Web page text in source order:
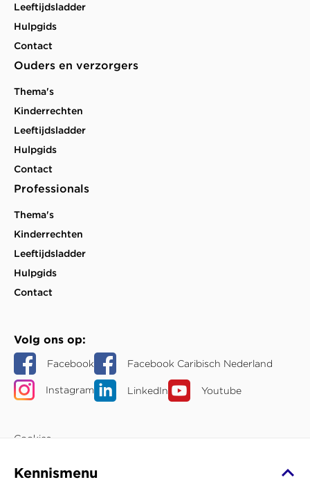
Kennismenu
Leeftijdsladder
Hulpgids
Contact
Ouders en verzorgers
Thema's
Kinderrechten
Leeftijdsladder
Hulpgids
Contact
Professionals
Thema's
Kinderrechten
Leeftijdsladder
Hulpgids
Contact
Volg ons op
Facebook Facebook Caribisch Nederland
Instagram LinkedIn Youtube
Cookies
Over deze website